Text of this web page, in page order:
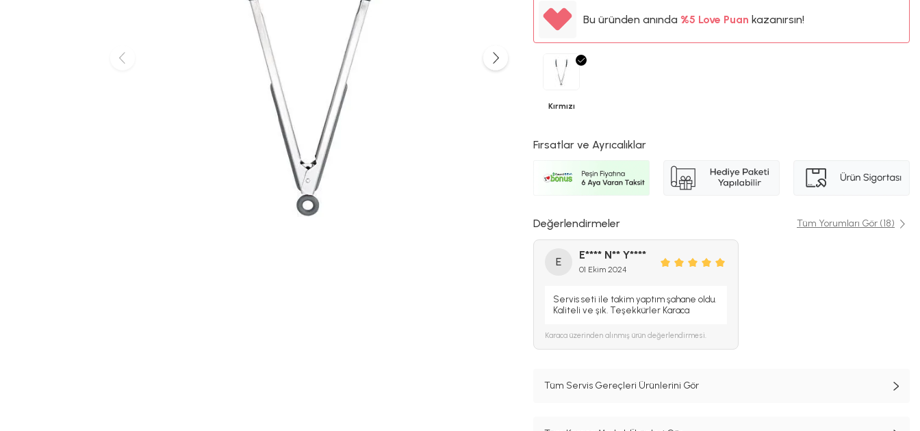
Bu üründen anında 4TLLove Puankazanırsın!
Kırmızı
Fırsatlar ve Ayrıcalıklar
Değerlendirmeler Tüm Yorumları Gör (18)
E
E**** N** Y****
01 Ekim 2024
Servis seti ile takim yaptım şahane oldu.
Kaliteli ve şık. Teşekkürler Karaca
Karaca üzerinden alınmış ürün değerlendirmesi.
Tüm Servis Gereçleri Ürünlerini Gör